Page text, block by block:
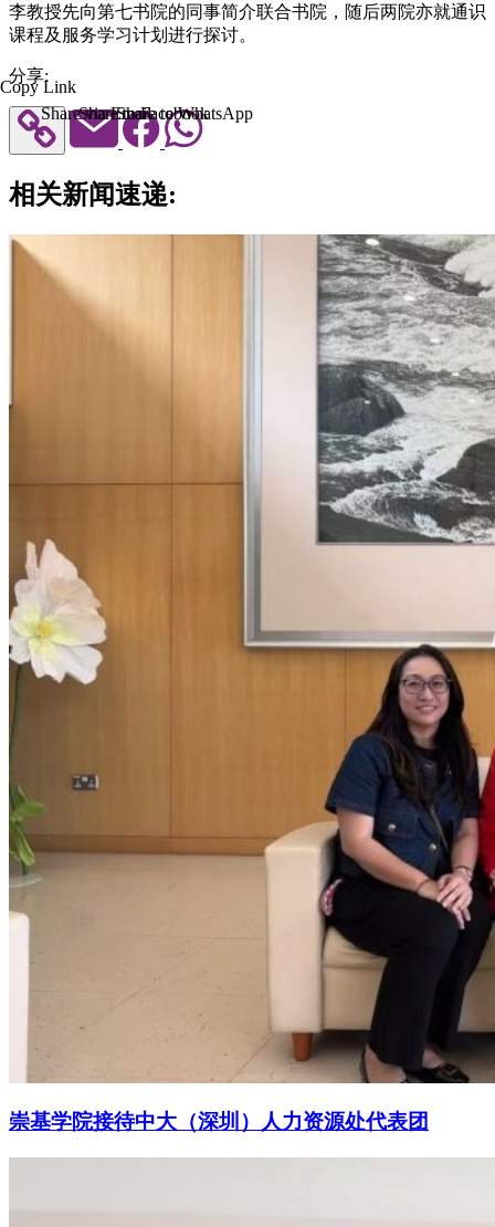
李教授先向第七书院的同事简介联合书院，随后两院亦就通识
课程及服务学习计划进行探讨。
分享:
Copy Link
Share via Email
Share to Facebook
Share to WhatsApp
相关新闻速递:
崇基学院接待中大（深圳）人力资源处代表团